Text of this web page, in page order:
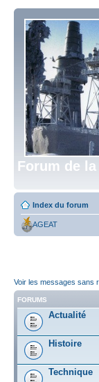
Forum de
Index du forum
AGEAT
Voir les messages sans
FORUMS
Actualité
Histoire
Technique